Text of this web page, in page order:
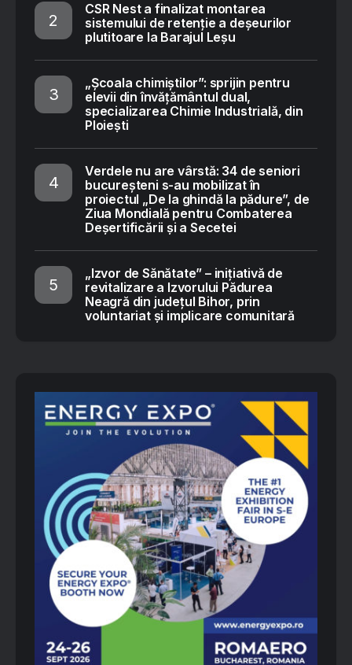
CSR Nest a finalizat montarea
sistemului de retenție a deșeurilor
plutitoare la Barajul Leșu
„Școala chimiștilor”: sprijin pentru
elevii din învățământul dual,
specializarea Chimie Industrială, din
Ploiești
Verdele nu are vârstă: 34 de seniori
bucureșteni s-au mobilizat în
proiectul „De la ghindă la pădure”, de
Ziua Mondială pentru Combaterea
Deșertificării și a Secetei
„Izvor de Sănătate” – inițiativă de
revitalizare a Izvorului Pădurea
Neagră din județul Bihor, prin
voluntariat și implicare comunitară